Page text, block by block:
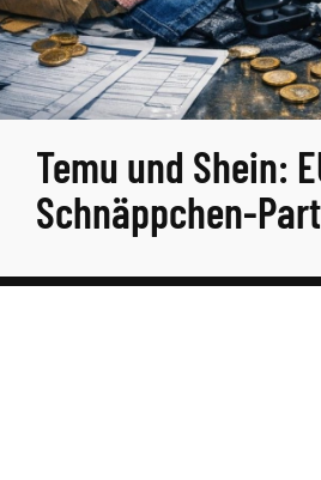
Temu und Shein:
Schnäppchen-